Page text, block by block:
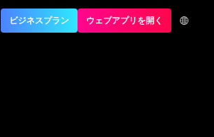
ビジネスプラン ウェブアプリを開く